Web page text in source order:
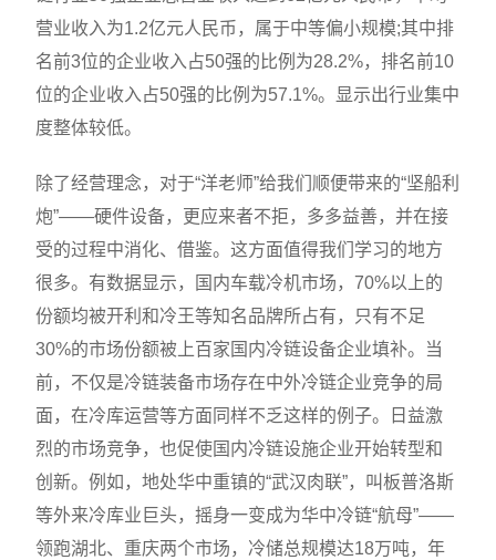
营业收入为1.2亿元人民币，属于中等偏小规模;其中排
名前3位的企业收入占50强的比例为28.2%，排名前10
位的企业收入占50强的比例为57.1%。显示出行业集中
度整体较低。
除了经营理念，对于“洋老师”给我们顺便带来的“坚船利
炮”——硬件设备，更应来者不拒，多多益善，并在接
受的过程中消化、借鉴。这方面值得我们学习的地方
很多。有数据显示，国内车载冷机市场，70%以上的
份额均被开利和冷王等知名品牌所占有，只有不足
30%的市场份额被上百家国内冷链设备企业填补。当
前，不仅是冷链装备市场存在中外冷链企业竞争的局
面，在冷库运营等方面同样不乏这样的例子。日益激
烈的市场竞争，也促使国内冷链设施企业开始转型和
创新。例如，地处华中重镇的“武汉肉联”，叫板普洛斯
等外来冷库业巨头，摇身一变成为华中冷链“航母”——
领跑湖北、重庆两个市场，冷储总规模达18万吨，年